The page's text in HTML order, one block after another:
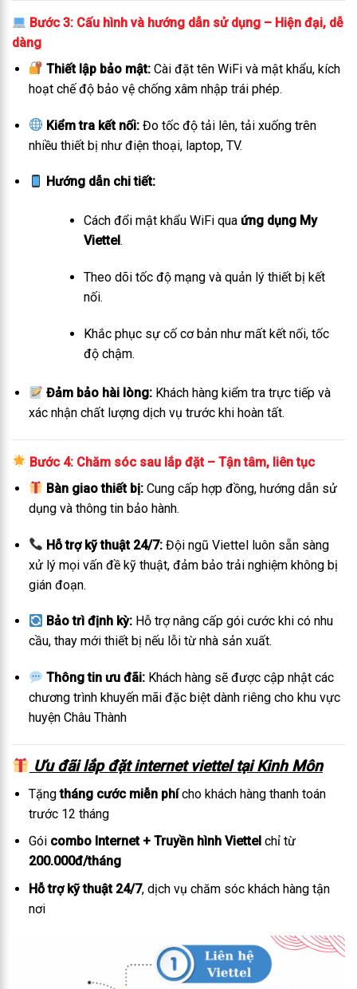
Bước 3: Cấu hình và hướng dẫn sử dụng – Hiện đại, dễ
dàng
Thiết lập bảo mật: Cài đặt tên WiFi và mật khẩu, kích
hoạt chế độ bảo vệ chống xâm nhập trái phép.
Kiểm tra kết nối: Đo tốc độ tải lên, tải xuống trên
nhiều thiết bị như điện thoại, laptop, TV.
Hướng dẫn chi tiết:
Cách đổi mật khẩu WiFi qua ứng dụng My
Viettel.
Theo dõi tốc độ mạng và quản lý thiết bị kết
nối.
Khắc phục sự cố cơ bản như mất kết nối, tốc
độ chậm.
Đảm bảo hài lòng: Khách hàng kiểm tra trực tiếp và
xác nhận chất lượng dịch vụ trước khi hoàn tất.
Bước 4: Chăm sóc sau lắp đặt – Tận tâm, liên tục
Bàn giao thiết bị: Cung cấp hợp đồng, hướng dẫn sử
dụng và thông tin bảo hành.
Hỗ trợ kỹ thuật 24/7: Đội ngũ Viettel luôn sẵn sàng
xử lý mọi vấn đề kỹ thuật, đảm bảo trải nghiệm không bị
gián đoạn.
Bảo trì định kỳ: Hỗ trợ nâng cấp gói cước khi có nhu
cầu, thay mới thiết bị nếu lỗi từ nhà sản xuất.
Thông tin ưu đãi: Khách hàng sẽ được cập nhật các
chương trình khuyến mãi đặc biệt dành riêng cho khu vực
huyện Châu Thành
Ưu đãi lắp đặt internet viettel tại Kinh Môn
Tặngtháng cước miễn phícho khách hàng thanh toán
trước 12 tháng
Gói combo Internet + Truyền hình Viettel chỉ từ
200.000đ/tháng
Hỗ trợ kỹ thuật 24/7, dịch vụ chăm sóc khách hàng tận
nơi